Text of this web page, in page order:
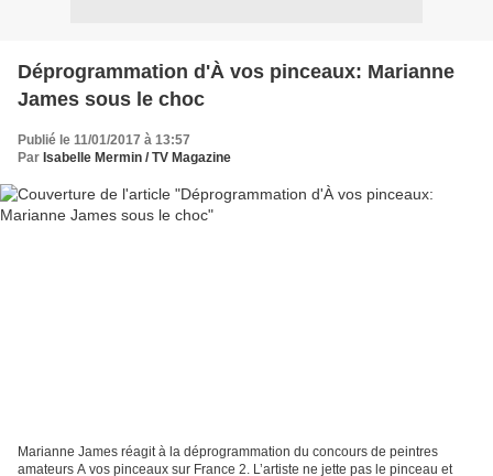
Déprogrammation d'À vos pinceaux: Marianne
James sous le choc
Publié le 11/01/2017 à 13:57
Par Isabelle Mermin / TV Magazine
Marianne James réagit à la déprogrammation du concours de peintres
amateurs A vos pinceaux sur France 2. L’artiste ne jette pas le pinceau et